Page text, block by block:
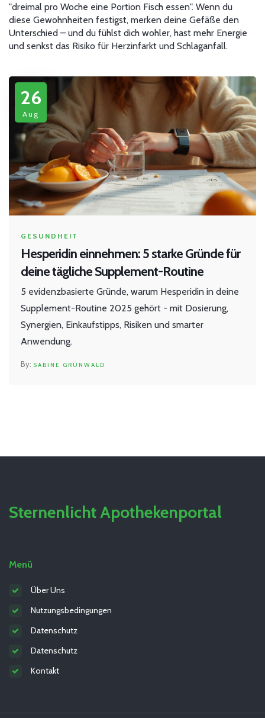
"dreimal pro Woche eine Portion Fisch essen". Wenn du
diese Gewohnheiten festigst, merken deine Gefäße den
Unterschied – und du fühlst dich wohler, hast mehr Energie
und senkst das Risiko für Herzinfarkt und Schlaganfall.
26
Aug
GESUNDHEIT
Hesperidin einnehmen: 5 starke Gründe für
deine tägliche Supplement-Routine
5 evidenzbasierte Gründe, warum Hesperidin in deine
Supplement-Routine 2025 gehört - mit Dosierung,
Synergien, Einkaufstipps, Risiken und smarter
Anwendung.
SABINE GRÜNWALD
Sternenlicht Apothekenportal
Menü
Über Uns
Nutzungsbedingungen
Datenschutz
Datenschutz
Kontakt